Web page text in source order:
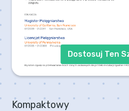
Dostosuj Ten
Kompaktowy